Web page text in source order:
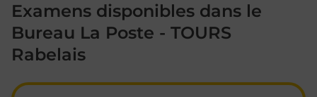
Examens disponibles dans le
Bureau La Poste - TOURS
Rabelais